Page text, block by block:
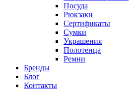
Посуда
Рюкзаки
Сертификаты
Сумки
Украшения
Полотенца
Ремни
Бренды
Блог
Контакты